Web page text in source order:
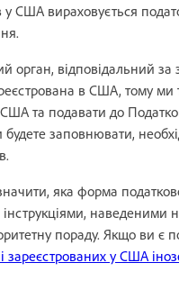
у США вираховується
відповідальний за
в США, тому ми
та подавати до
будете заповнювати,
яка форма
наведеними
пораду. Якщо ви
у США